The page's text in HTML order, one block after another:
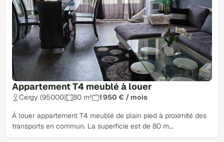
Appartement T4 meublé à louer
Cergy (95000) 80 m² 1 950 € / mois
À louer appartement T4 meublé de plain pied à proximité des
transports en commun. La superficie est de 80 m…